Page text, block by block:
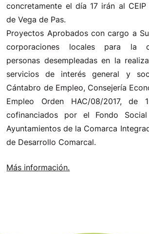
concretamente el día 17 irán al
de Vega de Pas.
Proyectos Aprobados con cargo a
corporaciones locales para la
personas desempleadas en la
servicios de interés general y
Cántabro de Empleo, Consejería
Empleo Orden HAC/08/2017,
cofinanciados por el Fondo
Ayuntamientos de la Comarca
de Desarrollo Comarcal.
Más información.